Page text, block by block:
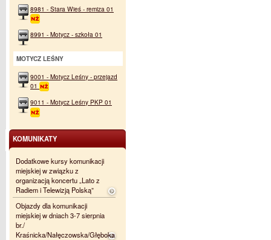
8981 - Stara Wieś - remiza 01
8991 - Motycz - szkoła 01
MOTYCZ LEŚNY
9001 - Motycz Leśny - przejazd
01
9011 - Motycz Leśny PKP 01
KOMUNIKATY
Dodatkowe kursy komunikacji
miejskiej w związku z
organizacją koncertu „Lato z
Radiem i Telewizją Polską”
Objazdy dla komunikacji
miejskiej w dniach 3-7 sierpnia
br./
Kraśnicka/Nałęczowska/Głęboka